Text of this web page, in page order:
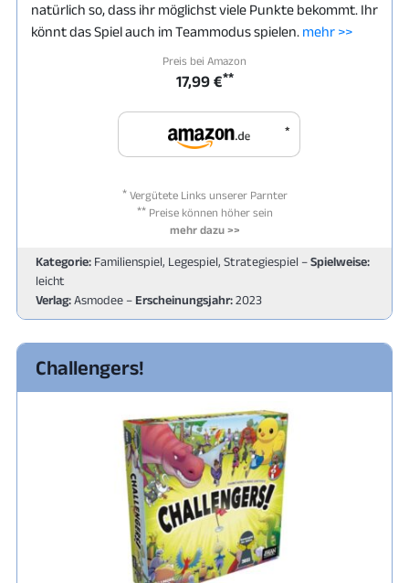
natürlich so, dass ihr möglichst viele Punkte bekommt. Ihr
könnt das Spiel auch im Teammodus spielen. mehr >>
Preis bei Amazon
17,99 €**
*
*Vergütete Links unserer Parnter
**Preise können höher sein
mehr dazu >>
Kategorie: Familienspiel, Legespiel, Strategiespiel –Spielweise:
leicht
Verlag:Asmodee – Erscheinungsjahr:2023
Challengers!